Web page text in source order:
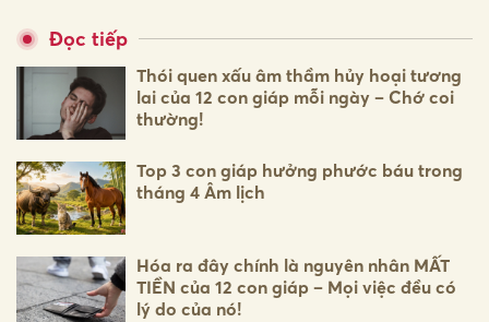
Đọc tiếp
Thói quen xấu âm thầm hủy hoại tương
lai của 12 con giáp mỗi ngày – Chớ coi
thường!
Top 3 con giáp hưởng phước báu trong
tháng 4 Âm lịch
Hóa ra đây chính là nguyên nhân MẤT
TIỀN của 12 con giáp – Mọi việc đều có
lý do của nó!